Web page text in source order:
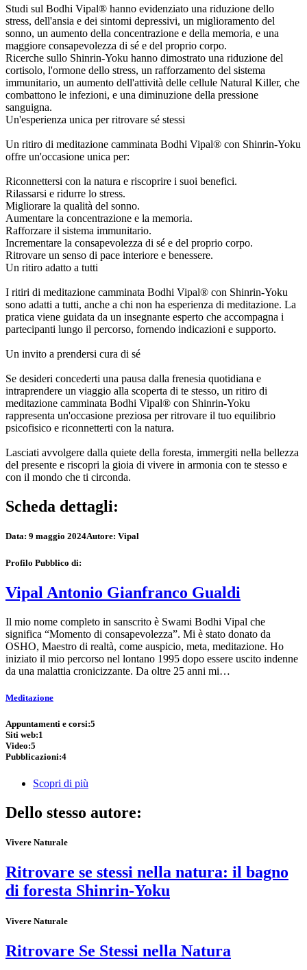
Studi sul Bodhi Vipal® hanno evidenziato una riduzione dello
stress, dell'ansia e dei sintomi depressivi, un miglioramento del
sonno, un aumento della concentrazione e della memoria, e una
maggiore consapevolezza di sé e del proprio corpo.
Ricerche sullo Shinrin-Yoku hanno dimostrato una riduzione del
cortisolo, l'ormone dello stress, un rafforzamento del sistema
immunitario, un aumento dell'attività delle cellule Natural Killer, che
combattono le infezioni, e una diminuzione della pressione
sanguigna.
Un'esperienza unica per ritrovare sé stessi
Un ritiro di meditazione camminata Bodhi Vipal® con Shinrin-Yoku
offre un'occasione unica per:
Riconnettersi con la natura e riscoprire i suoi benefici.
Rilassarsi e ridurre lo stress.
Migliorare la qualità del sonno.
Aumentare la concentrazione e la memoria.
Rafforzare il sistema immunitario.
Incrementare la consapevolezza di sé e del proprio corpo.
Ritrovare un senso di pace interiore e benessere.
Un ritiro adatto a tutti
I ritiri di meditazione camminata Bodhi Vipal® con Shinrin-Yoku
sono adatti a tutti, anche a chi non ha esperienza di meditazione. La
pratica viene guidata da un insegnante esperto che accompagna i
partecipanti lungo il percorso, fornendo indicazioni e supporto.
Un invito a prendersi cura di sé
Se desideri concederti una pausa dalla frenesia quotidiana e
intraprendere un viaggio alla scoperta di te stesso, un ritiro di
meditazione camminata Bodhi Vipal® con Shinrin-Yoku
rappresenta un'occasione preziosa per ritrovare il tuo equilibrio
psicofisico e riconnetterti con la natura.
Lasciati avvolgere dalla quiete della foresta, immergiti nella bellezza
del presente e riscopri la gioia di vivere in armonia con te stesso e
con il mondo che ti circonda.
Scheda dettagli:
Data: 9 maggio 2024Autore: Vipal
Profilo Pubblico di:
Vipal Antonio Gianfranco Gualdi
Il mio nome completo in sanscrito è Swami Bodhi Vipal che
significa “Momento di consapevolezza”. Mi è stato donato da
OSHO, Maestro di realtà, come auspicio, meta, meditazione. Ho
iniziato il mio percorso nel lontano 1995 dopo essere uscito indenne
da una malattia cronicizzante. Da oltre 25 anni mi…
Meditazione
Appuntamenti e corsi:5
Siti web:1
Video:5
Pubblicazioni:4
Scopri di più
Dello stesso autore:
Vivere Naturale
Ritrovare se stessi nella natura: il bagno
di foresta Shinrin-Yoku
Vivere Naturale
Ritrovare Se Stessi nella Natura